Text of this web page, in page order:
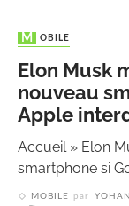
MOBILE
Elon Musk
nouveau
Apple
Accueil» Elon
smartphone si
MOBILE par